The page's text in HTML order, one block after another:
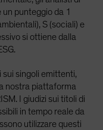
punteggio da 1
S (sociali) e
si ottiene dalla
sui singoli emittenti,
nostra piattaforma
I giudizi sui titoli di
in tempo reale da
utilizzare questi